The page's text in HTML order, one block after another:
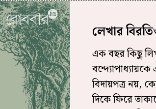
লেখার
এক বছর কিছু
বিদায়পত্র নয়,
দিকে ফিরে